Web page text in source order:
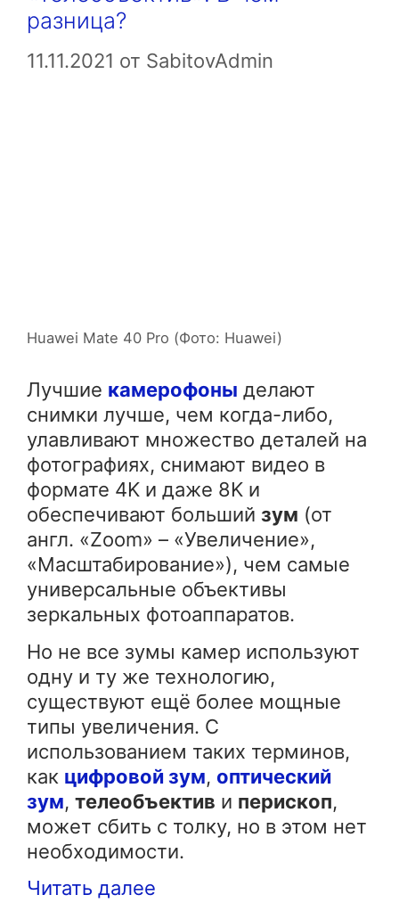
разница?
11.11.2021 от SabitovAdmin
Huawei Mate 40 Pro (Фото: Huawei)
Лучшие камерофоны делают
снимки лучше, чем когда-либо,
улавливают множество деталей на
фотографиях, снимают видео в
формате 4K и даже 8K и
обеспечивают больший зум (от
англ. «Zoom» – «Увеличение»,
«Масштабирование»), чем самые
универсальные объективы
зеркальных фотоаппаратов.
Но не все зумы камер используют
одну и ту же технологию,
существуют ещё более мощные
типы увеличения. С
использованием таких терминов,
как цифровой зум, оптический
зум, телеобъектив и перископ,
может сбить с толку, но в этом нет
необходимости.
Читать далее